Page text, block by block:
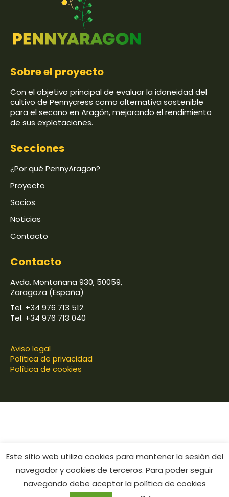
Sobre el proyecto
Con el objetivo principal de evaluar la idoneidad del
cultivo de Pennycress como alternativa sostenible
para el secano en Aragón, mejorando el rendimiento
de sus explotaciones.
Secciones
¿Por qué PennyAragon?
Proyecto
Socios
Noticias
Contacto
Contacto
Avda. Montañana 930, 50059,
Zaragoza (España)
Tel. +34 976 713 512
Tel. +34 976 713 040
Aviso legal
Política de privacidad
Política de cookies
Este sitio web utiliza cookies para mantener la sesión del
navegador y cookies de terceros. Para poder seguir
navegando debe aceptar la política de cookies